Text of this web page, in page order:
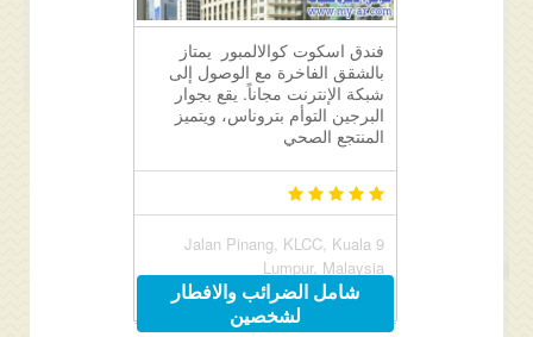
فندق اسكوت كوالالمبور يمتاز
بالشقق الفاخرة مع الوصول إلى
شبكة الإنترنت مجاناً. يقع بجوار
البرجين التوأم بتروناس، ويتميز
المنتجع الصحي
9 Jalan Pinang, KLCC, Kuala
Lumpur, Malaysia
شامل الضرائب والافطار
لشخصين